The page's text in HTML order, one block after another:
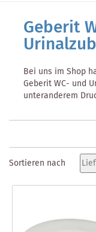
Geberit
Bei uns im Shop
Geberit WC- und
unteranderem
Sortieren nach